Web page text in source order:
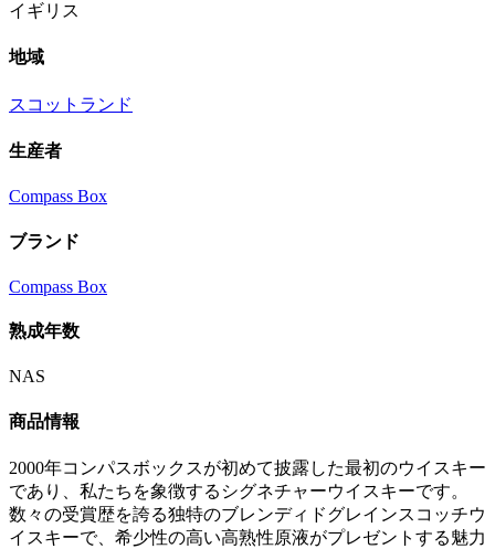
イギリス
地域
スコットランド
生産者
Compass Box
ブランド
Compass Box
熟成年数
NAS
商品情報
2000年コンパスボックスが初めて披露した最初のウイスキー
であり、私たちを象徴するシグネチャーウイスキーです。
数々の受賞歴を誇る独特のブレンディドグレインスコッチウ
イスキーで、希少性の高い高熟性原液がプレゼントする魅力